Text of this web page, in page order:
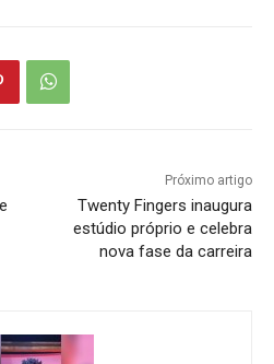
Próximo artigo
Twenty Fingers inaugura
estúdio próprio e celebra
nova fase da carreira